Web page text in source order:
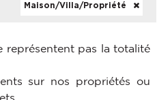
Maison/Villa/Propriété
représentent pas la totalité
sur nos propriétés ou